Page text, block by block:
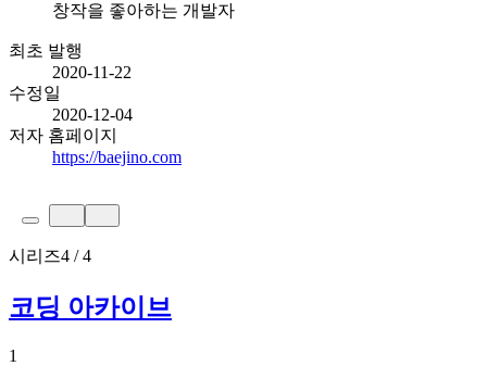
창작을 좋아하는 개발자
최초 발행
2020-11-22
수정일
2020-12-04
저자 홈페이지
https://baejino.com
시리즈4 / 4
코딩 아카이브
1